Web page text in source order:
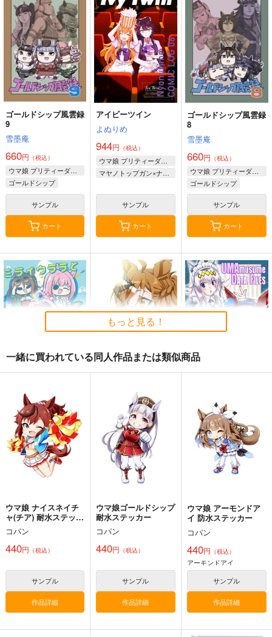
ゴールドシップ風雲録
9
雪墨庵
660円 （税込）
ウマ娘 プリティーダービー
ゴールドシップ
ラッキーライラック
マルシュロレーヌ
サンプル
カート
アイビーツイン
よぬりめ
944円 （税込）
ウマ娘 プリティーダービー
マヤノトップガン×ナリタブライアン
サンプル
カート
ゴールドシップ風雲録
8
雪墨庵
660円 （税込）
ウマ娘 プリティーダービー
ゴールドシップ
ステイゴールド
フェノーメノ
サンプル
カート
キノコの森
1,572円（税込）
ウマ娘 プリティーダービー
ハルウララ
キングヘイロー
ライスシャワー
カート
円（税込）
カート
茶々組・竜姐会＆初心
の会
689円（税込）
ウマ娘 プリティーダービー
オグリキャップ
カート
もっと見る！
一緒に買われている同人作品または類似商品
ウマ娘 ナイスネイチ
ャ(チア) 耐水ステッカ
コパン
440円 （税込）
サンプル
作品詳細
ウマ娘ゴールドシップ
耐水ステッカー
コパン
440円 （税込）
サンプル
作品詳細
ウマ娘 アーモンドア
イ 防水ステッカー
コパン
440円 （税込）
アーモンドアイ
サンプル
作品詳細